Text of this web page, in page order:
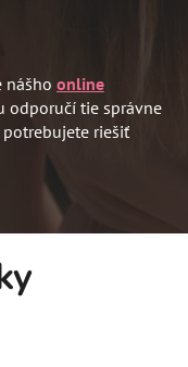
nášho online
odporučí tie správne
riešiť